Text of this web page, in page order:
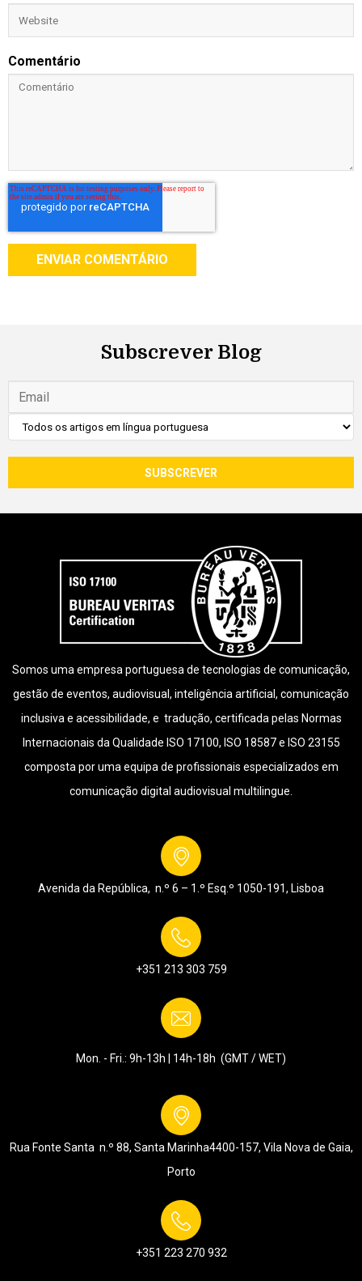
Comentário
Subscrever Blog
Somos uma empresa portuguesa de tecnologias de comunicação,
gestão de eventos, audiovisual, inteligência artificial, comunicação
inclusiva e acessibilidade, e tradução, certificada pelas Normas
Internacionais da Qualidade ISO 17100, ISO 18587 e ISO 23155
composta por uma equipa de profissionais especializados em
comunicação digital audiovisual multilingue.
Avenida da República, n.º 6 – 1.º Esq.º 1050-191, Lisboa
+351 213 303 759
Mon. - Fri.: 9h-13h | 14h-18h (GMT / WET)
Rua Fonte Santa n.º 88, Santa Marinha4400-157, Vila Nova de Gaia,
Porto
+351 223 270 932